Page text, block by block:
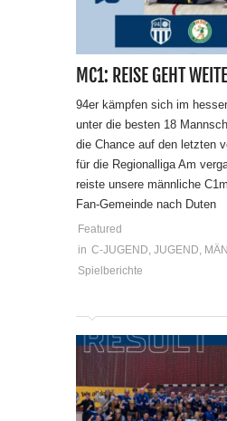
MC1: REISE GEHT
94er kämpfen sich im
unter die besten 18
die Chance auf den letzten
für die Regionalliga Am
reiste unsere männliche
Fan-Gemeinde nach Duten
Featured
in C-JUGEND, JUGEND,
Spielberichte